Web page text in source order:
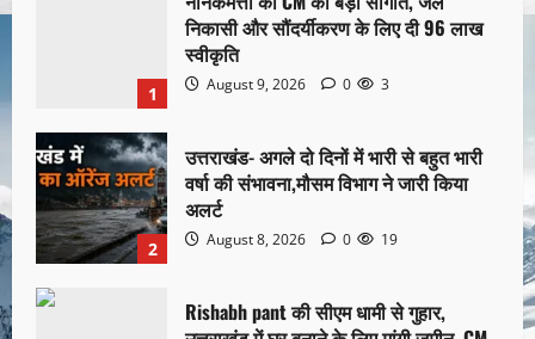
1
निकासी और सौंदर्यीकरण के लिए दी 96 लाख
स्वीकृति
August 9, 2026 0 3
2
उत्तराखंड- अगले दो दिनों में भारी से बहुत भारी
वर्षा की संभावना,मौसम विभाग ने जारी किया
अलर्ट
August 8, 2026 0 19
Rishabh pant की सीएम धामी से गुहार,